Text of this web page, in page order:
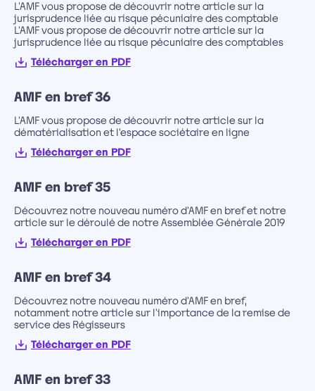
L'AMF vous propose de découvrir notre article sur la
jurisprudence liée au risque pécuniaire des comptable
L'AMF vous propose de découvrir notre article sur la
jurisprudence liée au risque pécuniaire des comptables
Télécharger en PDF
AMF en bref 36
L'AMF vous propose de découvrir notre article sur la
dématérialisation et l'espace sociétaire en ligne
Télécharger en PDF
AMF en bref 35
Découvrez notre nouveau numéro d'AMF en bref et notre
article sur le déroulé de notre Assemblée Générale 2019
Télécharger en PDF
AMF en bref 34
Découvrez notre nouveau numéro d'AMF en bref,
notamment notre article sur l'importance de la remise de
service des Régisseurs
Télécharger en PDF
AMF en bref 33